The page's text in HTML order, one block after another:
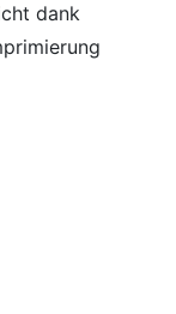
dank